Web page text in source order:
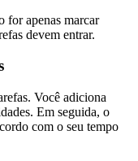
for apenas marcar
devem entrar.
Você adiciona
Em seguida, o
com o seu tempo